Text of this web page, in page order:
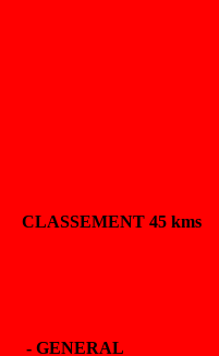
CLASSEMENT 45 kms
- GENERAL